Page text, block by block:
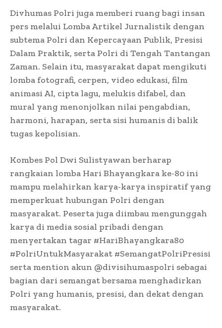
Divhumas Polri juga memberi ruang bagi insan
pers melalui Lomba Artikel Jurnalistik dengan
subtema Polri dan Kepercayaan Publik, Presisi
Dalam Praktik, serta Polri di Tengah Tantangan
Zaman. Selain itu, masyarakat dapat mengikuti
lomba fotografi, cerpen, video edukasi, film
animasi AI, cipta lagu, melukis difabel, dan
mural yang menonjolkan nilai pengabdian,
harmoni, harapan, serta sisi humanis di balik
tugas kepolisian.
Kombes Pol Dwi Sulistyawan berharap
rangkaian lomba Hari Bhayangkara ke-80 ini
mampu melahirkan karya-karya inspiratif yang
memperkuat hubungan Polri dengan
masyarakat. Peserta juga diimbau mengunggah
karya di media sosial pribadi dengan
menyertakan tagar #HariBhayangkara80
#PolriUntukMasyarakat #SemangatPolriPresisi
serta mention akun @divisihumaspolri sebagai
bagian dari semangat bersama menghadirkan
Polri yang humanis, presisi, dan dekat dengan
masyarakat.